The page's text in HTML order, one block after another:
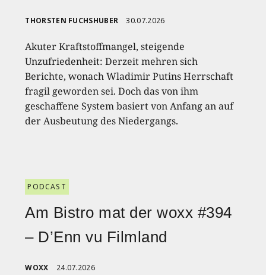
THORSTEN FUCHSHUBER 30.07.2026
Akuter Kraftstoffmangel, steigende
Unzufriedenheit: Derzeit mehren sich
Berichte, wonach Wladimir Putins Herrschaft
fragil geworden sei. Doch das von ihm
geschaffene System basiert von Anfang an auf
der Ausbeutung des Niedergangs.
PODCAST
Am Bistro mat der woxx #394
– D’Enn vu Filmland
WOXX 24.07.2026